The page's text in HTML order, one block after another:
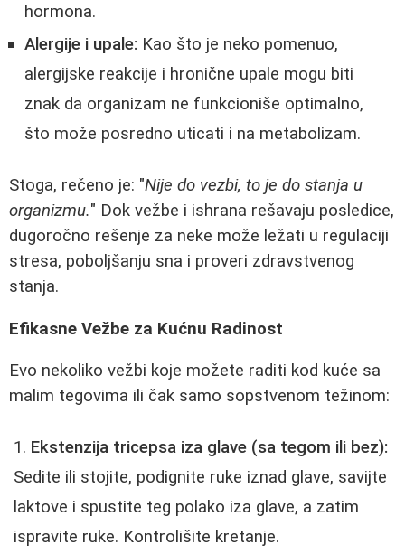
hormona.
Alergije i upale: Kao što je neko pomenuo,
alergijske reakcije i hronične upale mogu biti
znak da organizam ne funkcioniše optimalno,
što može posredno uticati i na metabolizam.
Stoga, rečeno je: "Nije do vezbi, to je do stanja u
organizmu." Dok vežbe i ishrana rešavaju posledice,
dugoročno rešenje za neke može ležati u regulaciji
stresa, poboljšanju sna i proveri zdravstvenog
stanja.
Efikasne Vežbe za Kućnu Radinost
Evo nekoliko vežbi koje možete raditi kod kuće sa
malim tegovima ili čak samo sopstvenom težinom:
Ekstenzija tricepsa iza glave (sa tegom ili bez):
Sedite ili stojite, podignite ruke iznad glave, savijte
laktove i spustite teg polako iza glave, a zatim
ispravite ruke. Kontrolišite kretanje.